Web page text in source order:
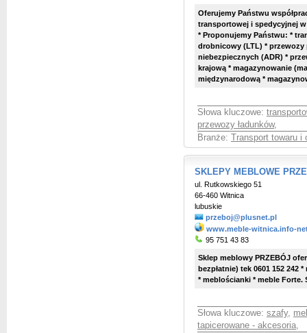
Oferujemy Państwu
transportowej i spedycyjnej
* Proponujemy Państwu: *
drobnicowy (LTL) * przewozy
niebezpiecznych (ADR) *
krajową * magazynowanie
międzynarodową *
Słowa kluczowe:
przewozy ładunków,
Branże:
Transport towaru
SKLEPY MEBLOWE
ul. Rutkowskiego 51
66-460 Witnica
lubuskie
przeboj@plusnet.pl
www.meble-witnica.info-
95 751 43 83
Sklep meblowy PRZEBÓJ
bezpłatnie) tek 0601 152 242
* meblościanki * meble Forte.
Słowa kluczowe: szafy,
tapicerowane - akcesoria,